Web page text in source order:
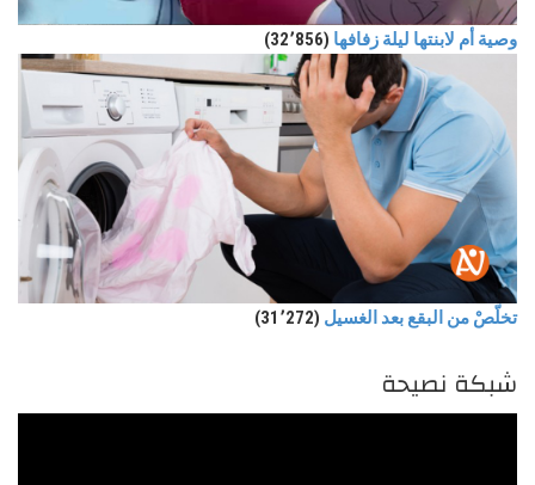
وصية أم لابنتها ليلة زفافها (32٬856)
تخلّصْ من البقع بعد الغسيل (31٬272)
شبكة نصيحة